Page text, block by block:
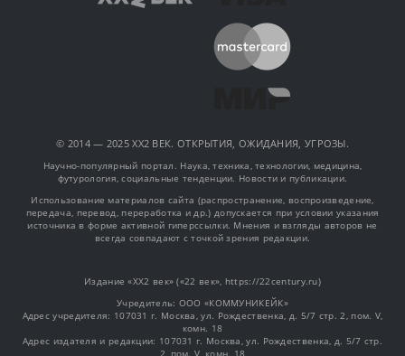
© 2014 — 2025 XX2 ВЕК. ОТКРЫТИЯ, ОЖИДАНИЯ, УГРОЗЫ.
Научно-популярный портал. Наука, техника, технологии, медицина,
футурология, социальные тенденции. Новости и публикации.
Использование материалов сайта (распространение, воспроизведение,
передача, перевод, переработка и др.) допускается при условии указания
источника в форме активной гиперссылки. Мнения и взгляды авторов не
всегда совпадают с точкой зрения редакции.
Издание «XX2 век» («22 век», https://22century.ru)
Учредитель: OOO «КОММУНИКЕЙК»
Адрес учредителя: 107031 г. Москва, ул. Рождественка, д. 5/7 стр. 2, пом. V,
комн. 18
Адрес издателя и редакции: 107031 г. Москва, ул. Рождественка, д. 5/7 стр.